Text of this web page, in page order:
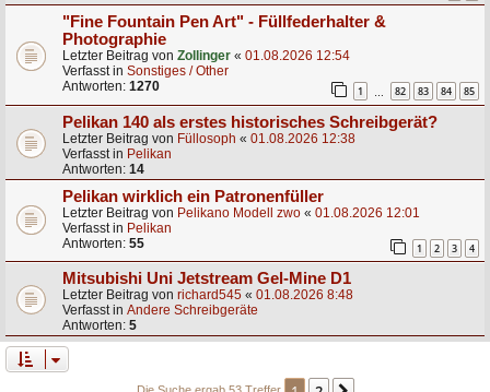
"Fine Fountain Pen Art" - Füllfederhalter &
Photographie
Letzter Beitrag von Zollinger « 01.08.2026 12:54
Verfasst in Sonstiges / Other
Antworten: 1270 1 82 83 84 85
Pelikan 140 als erstes historisches Schreibgerät?
Letzter Beitrag von Füllosoph « 01.08.2026 12:38
Verfasst in Pelikan
Antworten: 14
Pelikan wirklich ein Patronenfüller
Letzter Beitrag von Pelikano Modell zwo « 01.08.2026 12:01
Verfasst in Pelikan
Antworten: 55 1 2 3 4
Mitsubishi Uni Jetstream Gel-Mine D1
Letzter Beitrag von richard545 « 01.08.2026 8:48
Verfasst in Andere Schreibgeräte
Antworten: 5